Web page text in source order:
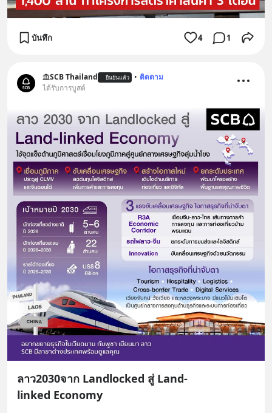
บันทึก 4 1
SCB Thailand ยืนยันแล้ว • ติดตาม
ได้รับการบูสต์
ลาว2030จาก Landlocked สู่ Land-
linked Economy